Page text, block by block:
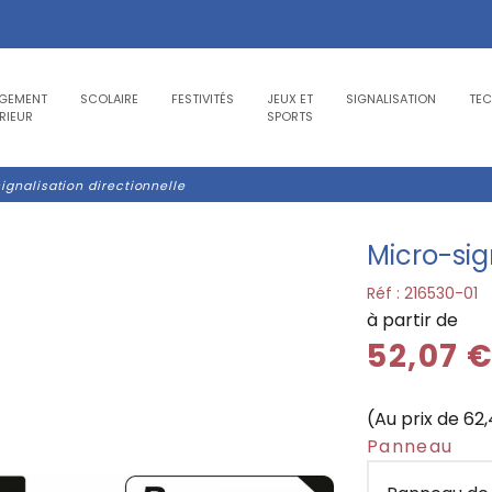
SCOLAIRE FESTIVITÉS
JEUX ET
SPORTS
SIGNALISATION
directionnelle
Micro-
Réf : 216530-01
à partir de
52,07
(Au prix de
Panneau